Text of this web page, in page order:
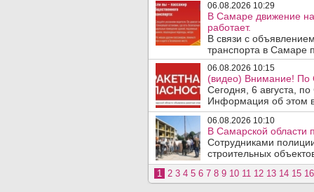
06.08.2026 10:29
В Самаре движение
работает.
В связи с
транспорта в Самаре
06.08.2026 10:15
(видео) Внимание! По
Сегодня, 6 августа,
Информация об этом
06.08.2026 10:10
В Самарской области
Сотрудниками
строительных
1 2 3 4 5 6 7 8 9 10 11 12 13 14 15 16